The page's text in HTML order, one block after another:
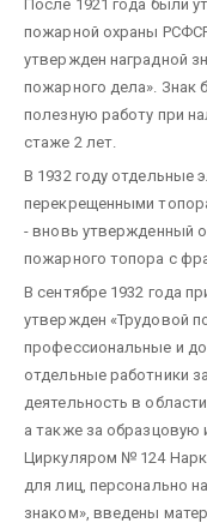
После 1921 года были
пожарной охраны
утвержден наградной
пожарного дела». Знак
полезную работу при
стаже 2 лет.
В 1932 году отдельные
перекрещенными
- вновь утвержденный
пожарного топора с
В сентябре 1932 года
утвержден «Трудовой
профессиональные и
отдельные работники
деятельность в
а также за образцовую
Циркуляром № 124
для лиц, персонально
знаком», введены